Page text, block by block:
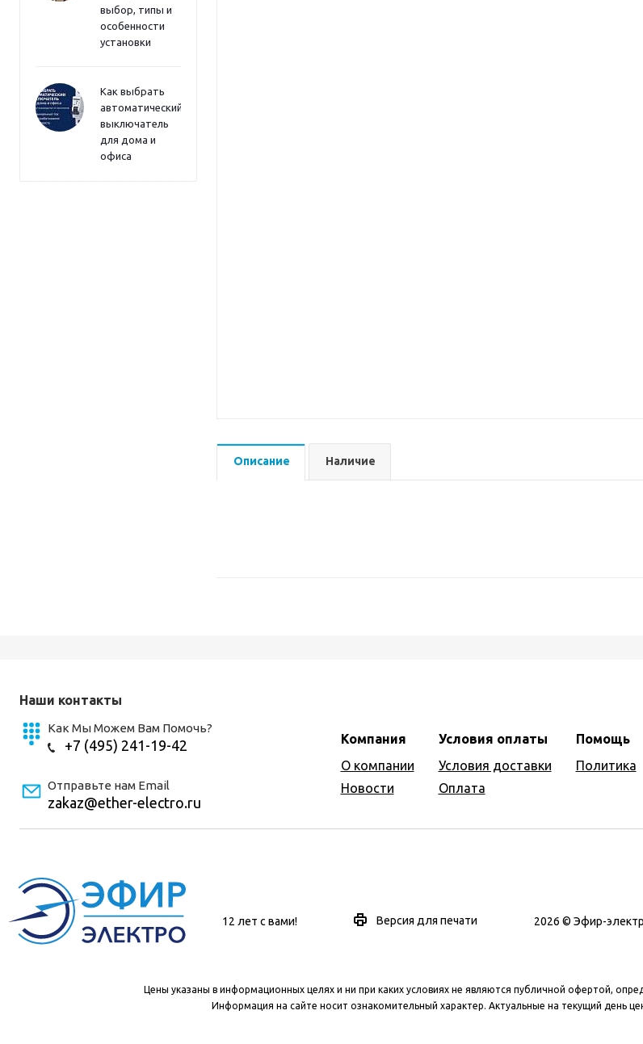
выбор, типы и
особенности
установки
Как выбрать
автоматический
выключатель
для дома и
офиса
Описание Наличие
Наши контакты
Как Мы Можем Вам Помочь?
+7 (495) 241-19-42
Отправьте нам Email
zakaz@ether-electro.ru
Компания
О компании
Новости
Условия оплаты
Условия доставки
Оплата
Помощь
Политика
12 лет с вами! Версия для печати 2026 © Эфир-
Цены указаны в информационных целях и ни при каких условиях не являются публичной офертой,
Информация на сайте носит ознакомительный характер. Актуальные на текущий день